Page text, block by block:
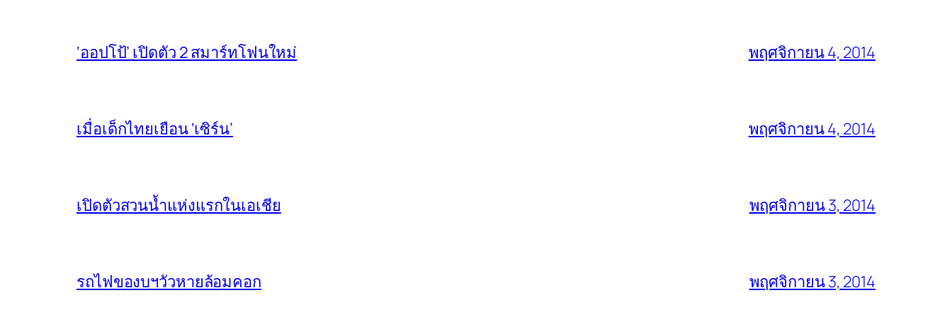
‘ออปโป้’ เปิดตัว 2 สมาร์ทโฟนใหม่ พฤศจิกายน 4, 2014
เมื่อเด็กไทยเยือน ‘เซิร์น’ พฤศจิกายน 4, 2014
เปิดตัวสวนน้ำแห่งแรกในเอเชีย พฤศจิกายน 3, 2014
รถไฟของบฯวัวหายล้อมคอก พฤศจิกายน 3, 2014